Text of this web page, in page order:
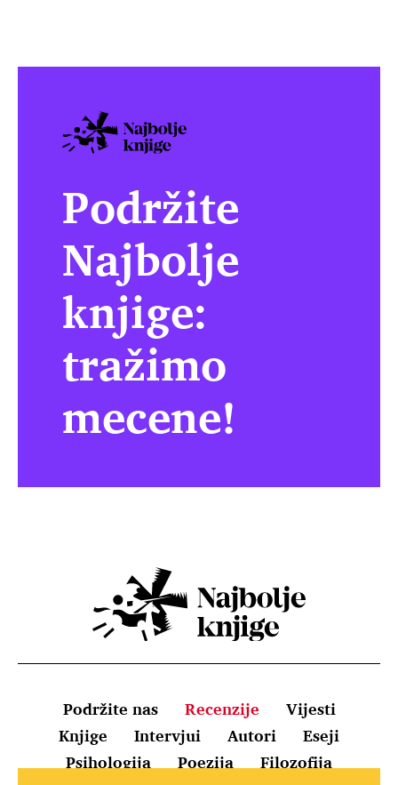
Podržite
Najbolje
knjige:
tražimo
mecene!
Podržite nas Recenzije
Vijesti
Knjige
Intervjui Autori
Eseji
Psihologija
Poezija Filozofija